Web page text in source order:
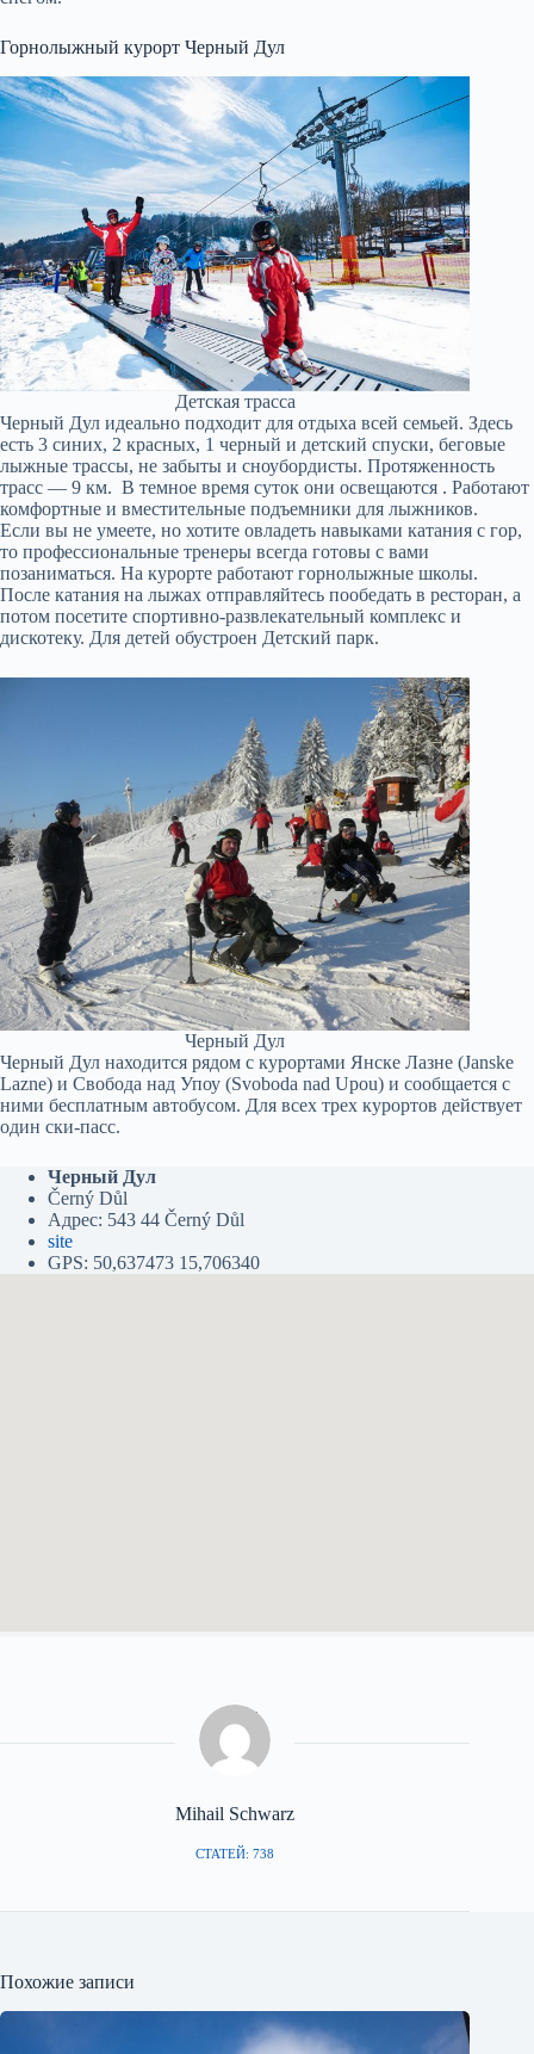
Горнолыжный курорт Черный Дул
Детская трасса
Черный Дул идеально подходит для отдыха всей семьей. Здесь
есть 3 синих, 2 красных, 1 черный и детский спуски, беговые
лыжные трассы, не забыты и сноубордисты. Протяженность
трасс — 9 км. В темное время суток они освещаются . Работают
комфортные и вместительные подъемники для лыжников.
Если вы не умеете, но хотите овладеть навыками катания с гор,
то профессиональные тренеры всегда готовы с вами
позаниматься. На курорте работают горнолыжные школы.
После катания на лыжах отправляйтесь пообедать в ресторан, а
потом посетите спортивно-развлекательный комплекс и
дискотеку. Для детей обустроен Детский парк.
Черный Дул
Черный Дул находится рядом с курортами Янске Лазне (Janske
Lazne) и Свобода над Упоу (Svoboda nad Upou) и сообщается с
ними бесплатным автобусом. Для всех трех курортов действует
один ски-пасс.
Черный Дул
Černý Důl
Адрес: 543 44 Černý Důl
site
GPS: 50,637473 15,706340
Mihail Schwarz
СТАТЕЙ: 738
Похожие записи